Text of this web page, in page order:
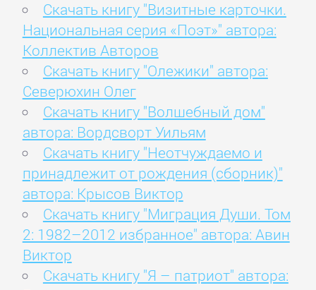
Скачать книгу "Визитные карточки.
Национальная серия «Поэт»" автора:
Коллектив Авторов
Скачать книгу "Олежики" автора:
Северюхин Олег
Скачать книгу "Волшебный дом"
автора: Вордсворт Уильям
Скачать книгу "Неотчуждаемо и
принадлежит от рождения (сборник)"
автора: Крысов Виктор
Скачать книгу "Миграция Души. Том
2: 1982–2012 избранное" автора: Авин
Виктор
Скачать книгу "Я – патриот" автора: